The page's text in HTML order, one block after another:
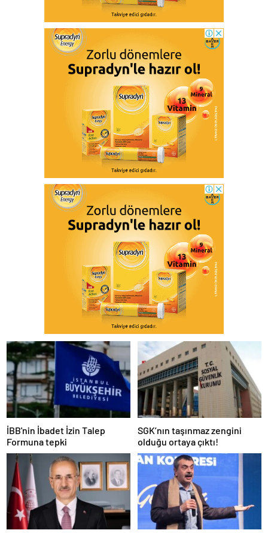
İBB'nin İbadet İzin Talep
Formuna tepki
SGK’nın taşınmaz zengini
olduğu ortaya çıktı!